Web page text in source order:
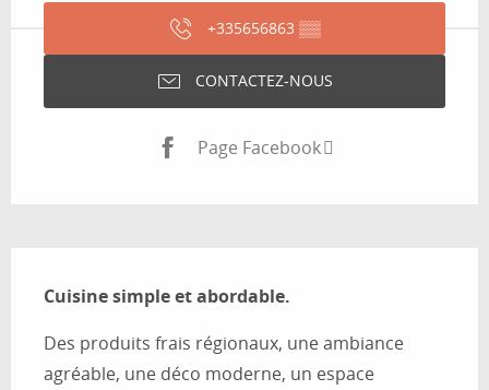
+335656863 ▒▒
CONTACTEZ-NOUS
Page Facebook
Cuisine simple et abordable.
Des produits frais régionaux, une ambiance
agréable, une déco moderne, un espace